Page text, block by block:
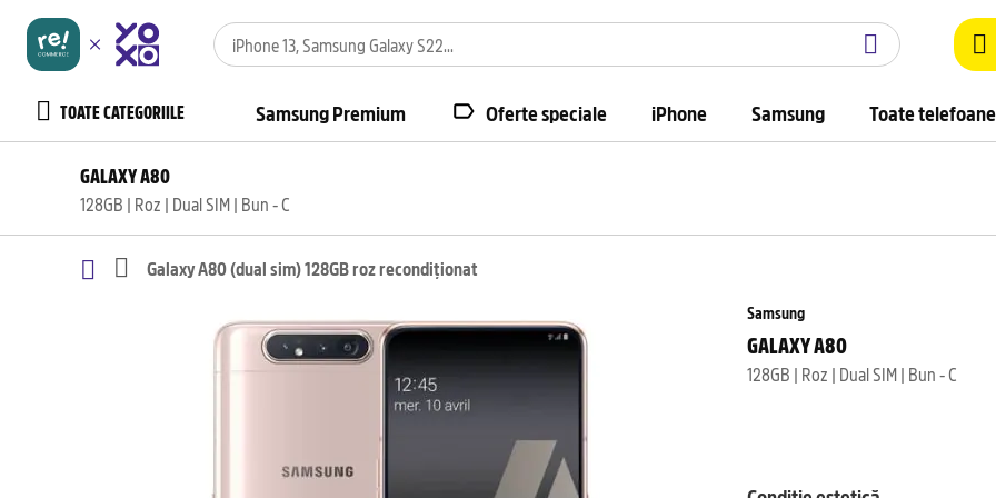
TOATE CATEGORIILE Samsung Premium Oferte speciale iPhone Samsung Toate
GALAXY A80
128GB | Roz | Dual SIM | Bun - C
Galaxy A80 (dual sim) 128GB roz recondiționat
Samsung
GALAXY A80
128GB | Roz | Dual SIM | Bun - C